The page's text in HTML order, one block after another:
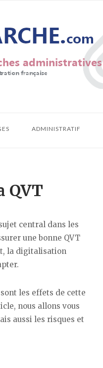
ADMINISTRATIF
QVT
central dans les
une bonne QVT
la digitalisation
les effets de cette
nous allons vous
aussi les risques et